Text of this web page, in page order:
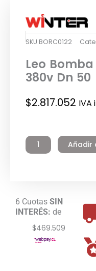
SKU BORC0122
Leo
380v Dn 50
$2.817.052 IVA
Bomba
Vertical
Lvr
Dn
50
Fe
Añadir
6 Cuotas SIN
INTERÉS: de
$469.509